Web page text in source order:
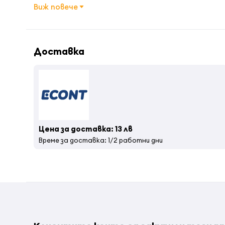
Виж повече
Доставка
Цена за доставка: 13 лв
Време за доставка: 1/2 работни дни